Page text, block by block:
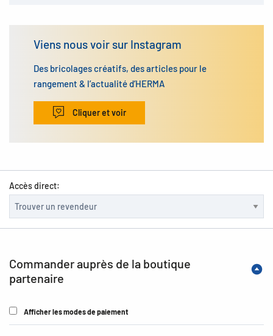
Viens nous voir sur Instagram
Des bricolages créatifs, des articles pour le
rangement & l’actualité d’HERMA
Cliquer et voir
Accès direct:
Commander auprès de la boutique
partenaire
Afficher les modes de paiement